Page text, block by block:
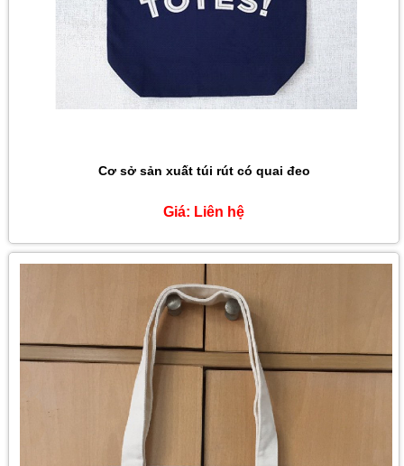
Cơ sở sản xuất túi rút có quai đeo
Giá: Liên hệ